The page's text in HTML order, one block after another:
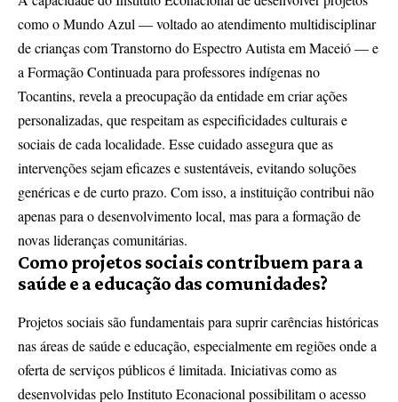
como o Mundo Azul — voltado ao atendimento multidisciplinar
de crianças com Transtorno do Espectro Autista em Maceió — e
a Formação Continuada para professores indígenas no
Tocantins, revela a preocupação da entidade em criar ações
personalizadas, que respeitam as especificidades culturais e
sociais de cada localidade. Esse cuidado assegura que as
intervenções sejam eficazes e sustentáveis, evitando soluções
genéricas e de curto prazo. Com isso, a instituição contribui não
apenas para o desenvolvimento local, mas para a formação de
novas lideranças comunitárias.
Como projetos sociais contribuem para a
saúde e a educação das comunidades?
Projetos sociais são fundamentais para suprir carências históricas
nas áreas de saúde e educação, especialmente em regiões onde a
oferta de serviços públicos é limitada. Iniciativas como as
desenvolvidas pelo Instituto Econacional possibilitam o acesso